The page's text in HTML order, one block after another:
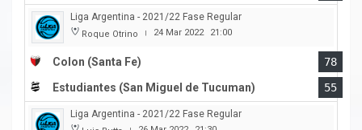
Liga Argentina - 2021/22 Fase Regular
Roque Otrino | 24 Mar 2022 21:00
Colon (Santa Fe)
78
Estudiantes (San Miguel de Tucuman)
55
Liga Argentina - 2021/22 Fase Regular